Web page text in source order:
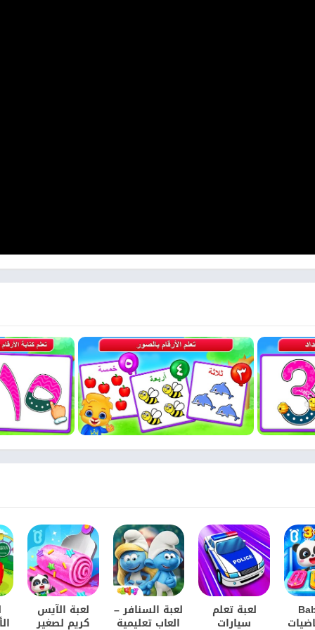
لعبة تعلم
سيارات
لعبة السنافر –
العاب تعليمية
لعبة الآيس
كريم لصغير